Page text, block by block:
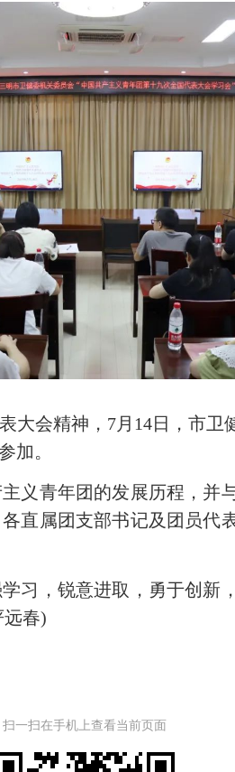
会精神，7月14日，市卫
加。
青年团的发展历程，并
直属团支部书记及团员代
，锐意进取，勇于创新
春)
扫一扫在手机上查看当前页面